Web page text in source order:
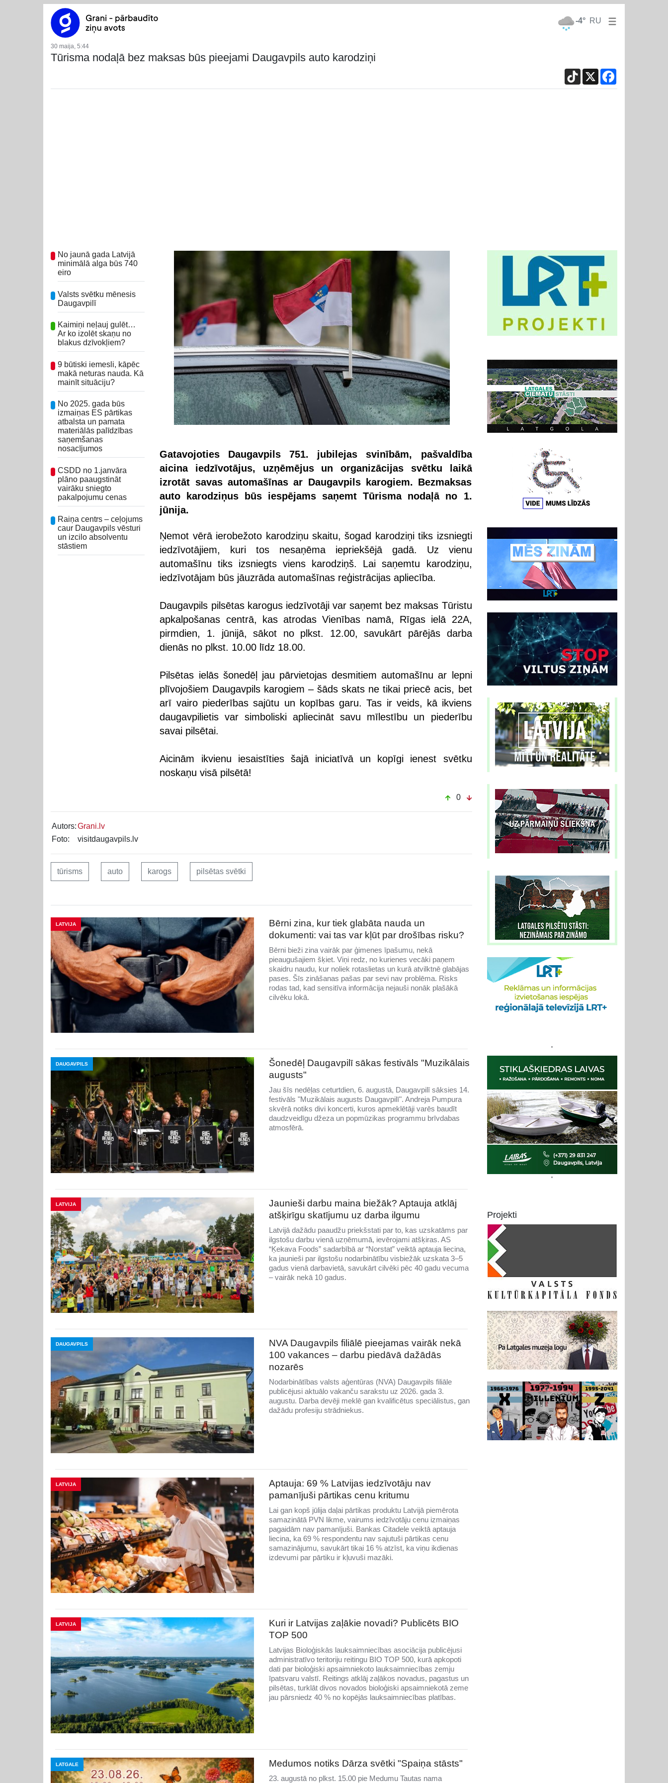
-4° RU
30 maija, 5:44
Tūrisma nodaļā bez maksas būs pieejami Daugavpils auto karodziņi
TikTok
X
No jaunā gada Latvijā
minimālā alga būs 740
eiro
Valsts svētku mēnesis
Daugavpilī
Kaimiņi neļauj gulēt…
Ar ko izolēt skaņu no
blakus dzīvokļiem?
9 būtiski iemesli, kāpēc
makā neturas nauda. Kā
mainīt situāciju?
No 2025. gada būs
izmaiņas ES pārtikas
atbalsta un pamata
materiālās palīdzības
saņemšanas
nosacījumos
CSDD no 1.janvāra
plāno paaugstināt
vairāku sniegto
pakalpojumu cenas
Raiņa centrs – ceļojums
caur Daugavpils vēsturi
un izcilo absolventu
stāstiem
Gatavojoties Daugavpils 751. jubilejas svinībām, pašvaldība
aicina iedzīvotājus, uzņēmējus un organizācijas svētku laikā
izrotāt savas automašīnas ar Daugavpils karogiem. Bezmaksas
auto karodziņus būs iespējams saņemt Tūrisma nodaļā no 1.
jūnija.
Ņemot vērā ierobežoto karodziņu skaitu, šogad karodziņi tiks izsniegti
iedzīvotājiem, kuri tos nesaņēma iepriekšējā gadā. Uz vienu
automašīnu tiks izsniegts viens karodziņš. Lai saņemtu karodziņu,
iedzīvotājam būs jāuzrāda automašīnas reģistrācijas apliecība.
Daugavpils pilsētas karogus iedzīvotāji var saņemt bez maksas Tūristu
apkalpošanas centrā, kas atrodas Vienības namā, Rīgas ielā 22A,
pirmdien, 1. jūnijā, sākot no plkst. 12.00, savukārt pārējās darba
dienās no plkst. 10.00 līdz 18.00.
Pilsētas ielās šonedēļ jau pārvietojas desmitiem automašīnu ar lepni
plīvojošiem Daugavpils karogiem – šāds skats ne tikai priecē acis, bet
arī vairo piederības sajūtu un kopības garu. Tas ir veids, kā ikviens
daugavpilietis var simboliski apliecināt savu mīlestību un piederību
savai pilsētai.
Aicinām ikvienu iesaistīties šajā iniciatīvā un kopīgi ienest svētku
noskaņu visā pilsētā!
0
Autors:Grani.lv
Foto:
visitdaugavpils.lv
tūrisms auto karogs pilsētas svētki
LATVIJA
Bērni zina, kur tiek glabāta nauda un
dokumenti: vai tas var kļūt par drošības risku?
Bērni bieži zina vairāk par ģimenes īpašumu, nekā
pieaugušajiem šķiet. Viņi redz, no kurienes vecāki paņem
skaidru naudu, kur noliek rotaslietas un kurā atvilktnē glabājas
pases. Šīs zināšanas pašas par sevi nav problēma. Risks
rodas tad, kad sensitīva informācija nejauši nonāk plašākā
cilvēku lokā.
DAUGAVPILS
Šonedēļ Daugavpilī sākas festivāls "Muzikālais
augusts"
Jau šīs nedēļas ceturtdien, 6. augustā, Daugavpilī sāksies 14.
festivāls "Muzikālais augusts Daugavpilī". Andreja Pumpura
skvērā notiks divi koncerti, kuros apmeklētāji varēs baudīt
daudzveidīgu džeza un popmūzikas programmu brīvdabas
atmosfērā.
LATVIJA
Jaunieši darbu maina biežāk? Aptauja atklāj
atšķirīgu skatījumu uz darba ilgumu
Latvijā dažādu paaudžu priekšstati par to, kas uzskatāms par
ilgstošu darbu vienā uzņēmumā, ievērojami atšķiras. AS
“Ķekava Foods” sadarbībā ar “Norstat” veiktā aptauja liecina,
ka jaunieši par ilgstošu nodarbinātību visbiežāk uzskata 3–5
gadus vienā darbavietā, savukārt cilvēki pēc 40 gadu vecuma
– vairāk nekā 10 gadus.
DAUGAVPILS
NVA Daugavpils filiālē pieejamas vairāk nekā
100 vakances – darbu piedāvā dažādās
nozarēs
Nodarbinātības valsts aģentūras (NVA) Daugavpils filiāle
publicējusi aktuālo vakanču sarakstu uz 2026. gada 3.
augustu. Darba devēji meklē gan kvalificētus speciālistus, gan
dažādu profesiju strādniekus.
LATVIJA
Aptauja: 69 % Latvijas iedzīvotāju nav
pamanījuši pārtikas cenu kritumu
Lai gan kopš jūlija daļai pārtikas produktu Latvijā piemērota
samazinātā PVN likme, vairums iedzīvotāju cenu izmaiņas
pagaidām nav pamanījuši. Bankas Citadele veiktā aptauja
liecina, ka 69 % respondentu nav sajutuši pārtikas cenu
samazinājumu, savukārt tikai 16 % atzīst, ka viņu ikdienas
izdevumi par pārtiku ir kļuvuši mazāki.
LATVIJA
Kuri ir Latvijas zaļākie novadi? Publicēts BIO
TOP 500
Latvijas Bioloģiskās lauksaimniecības asociācija publicējusi
administratīvo teritoriju reitingu BIO TOP 500, kurā apkopoti
dati par bioloģiski apsaimniekoto lauksaimniecības zemju
īpatsvaru valstī. Reitings atklāj zaļākos novadus, pagastus un
pilsētas, turklāt divos novados bioloģiski apsaimniekotā zeme
jau pārsniedz 40 % no kopējās lauksaimniecības platības.
LATGALE Medumos notiks Dārza svētki "Spaiņa stāsts"
23. augustā no plkst. 15.00 pie Medumu Tautas nama
'
'
Projekti